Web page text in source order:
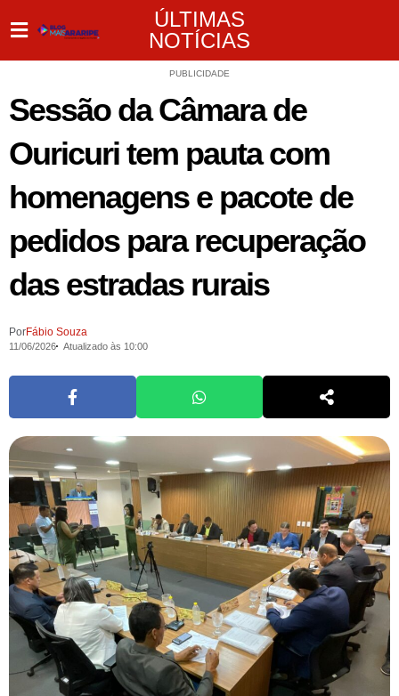
ÚLTIMAS
NOTÍCIAS
PUBLICIDADE
Sessão da Câmara de
Ouricuri tem pauta com
homenagens e pacote de
pedidos para recuperação
das estradas rurais
PorFábio Souza
11/06/2026 Atualizado às 10:00